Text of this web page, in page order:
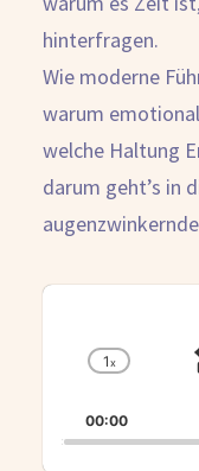
hinterfragen.
Wie moderne
warum
welche Haltung
darum geht’s in
Player
Change
Rate
1x
00:00